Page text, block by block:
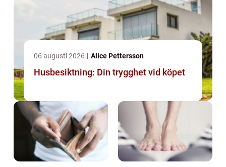
06 augusti 2026 Alice Pettersson
Husbesiktning: Din trygghet vid köpet